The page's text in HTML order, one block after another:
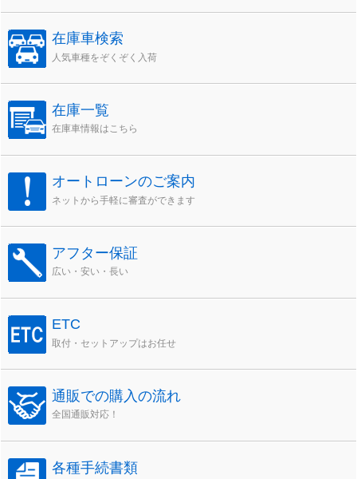
在庫車検索
人気車種をぞくぞく入荷
在庫一覧
在庫車情報はこちら
オートローンのご案内
ネットから手軽に審査ができます
アフター保証
広い・安い・長い
ETC
取付・セットアップはお任せ
通販での購入の流れ
全国通販対応！
各種手続書類